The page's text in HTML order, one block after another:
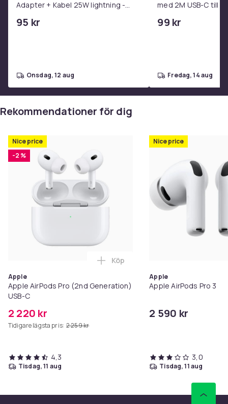
Adapter + Kabel 25W lightning -
95 kr
onsdag, 12 aug
med 2M USB-C till
99 kr
fredag, 14 aug
Rekommendationer för dig
Nice price
-2 %
Apple
Apple AirPods Pro (2nd Generation)
USB-C
2 220 kr
Tidigare lägsta pris: 2 259 kr
Lägg till Apple AirPods Pro
Köp
4,3
tisdag, 11 aug
Nice price
Apple
Apple AirPods Pro 3
2 590 kr
3,0
tisdag, 11 aug